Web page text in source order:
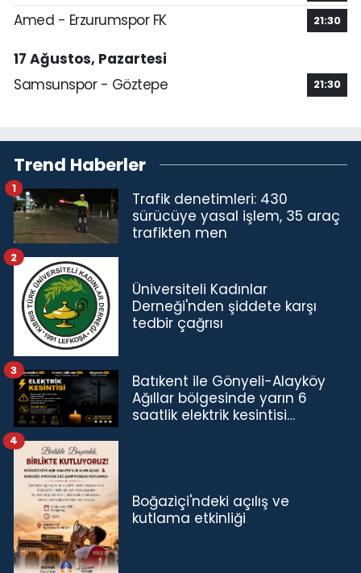
Amed - Erzurumspor FK 21:30
17 Ağustos, Pazartesi
Samsunspor - Göztepe
21:30
Trend Haberler
Trafik denetimleri: 430
sürücüye yasal işlem, 35 araç
trafikten men
1
Üniversiteli Kadınlar
Derneği'nden şiddete karşı
tedbir çağrısı
2
Batıkent ile Gönyeli-Alayköy
Ağıllar bölgesinde yarın 6
saatlik elektrik kesintisi…
3
Boğaziçi'ndeki açılış ve
kutlama etkinliği
4